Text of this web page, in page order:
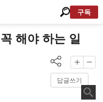
구독
해야 하는 일
답글쓰기